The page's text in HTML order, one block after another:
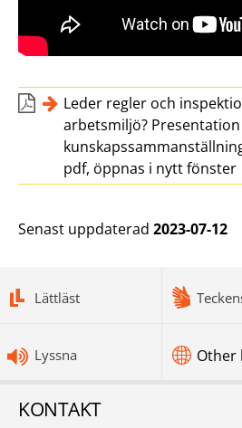
Leder regler och
arbetsmiljö?
pdf, öppnas i nytt fönster
Senast uppdaterad 2023-07-12
Lättläst
Lyssna Other
KONTAKT